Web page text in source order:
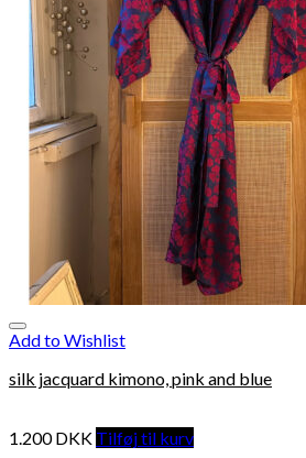
Add to Wishlist
silk jacquard kimono, pink and blue
1.200DKK Tilføj til kurv